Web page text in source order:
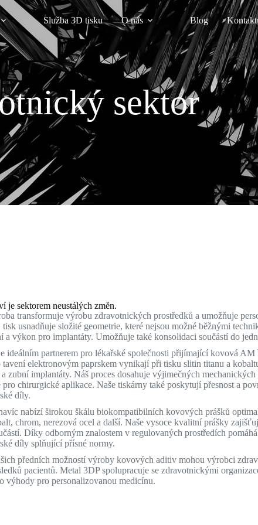
Služba 3D tisku O nás Blog
sektor
je sektorem neustálých změn.
transformuje výrobu zdravotnických prostředků a umožňuje
usnadňuje složité geometrie, které nejsou možné běžnými
a výkon pro implantáty. Umožňuje také konsolidaci součástí do
ideálním partnerem pro lékařské společnosti přijímající kovová AM
tavení elektronovým paprskem vynikají při tisku slitin titanu a
zubní implantáty. Náš proces dosahuje výjimečných
pro chirurgické aplikace. Naše tiskárny také poskytují přesnost a
díly.
nabízí širokou škálu biokompatibilních kovových prášků
chrom, nerezová ocel a další. Naše vysoce kvalitní prášky
Díky odborným znalostem v regulovaných prostředích
díly splňující přísné normy.
předních možností výroby kovových aditiv mohou výrobci
pacientů. Metal 3DP spolupracuje se zdravotnickými
výhody pro personalizovanou medicínu.